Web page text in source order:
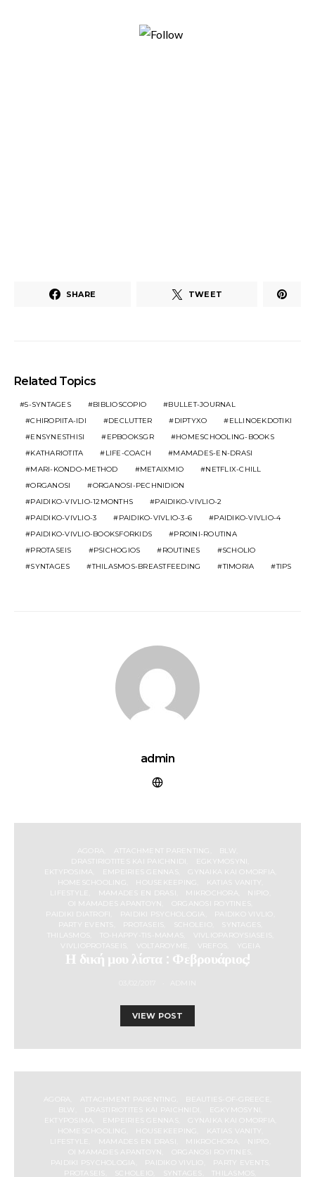
SHARE TWEET
Related Topics
5-SYNTAGES BIBLIOSCOPIO
BULLET-JOURNAL
CHIROPIITA-IDI
DECLUTTER DIPTYXO
ELLINOEKDOTIKI
ENSYNESTHISI
EPBOOKSGR
HOMESCHOOLING-BOOKS
KATHARIOTITA
LIFE-COACH
MAMADES-EN-DRASI
MARI-KONDO-METHOD
METAIXMIO
NETFLIX-CHILL
ORGANOSI
ORGANOSI-PECHNIDION
PAIDIKO-VIVLIO-12MONTHS
PAIDIKO-VIVLIO-2
PAIDIKO-VIVLIO-3
PAIDIKO-VIVLIO-3-6
PAIDIKO-VIVLIO-4
PAIDIKO-VIVLIO-BOOKSFORKIDS
PROINI-ROUTINA
PROTASEIS
PSICHOGIOS ROUTINES
SCHOLIO
SYNTAGES
THILASMOS-BREASTFEEDING TIMORIA TIPS
admin
AGORA ATTACHMENT PARENTING
BLW
DRASTIRIOTITES KAI PAICHNIDI
EGKYMOSYNI
EKTYPOSIMA
EMPEIRIES GENNAS
GYNAIKA KAI OMORFIA
HOMESCHOOLING
HOUSEKEEPING
KATIAS VANITY
LIFESTYLE
MAMADES EN DRASI MIKROCHORA
NIPIO
OI MAMADES APANTOYN
ORGANOSI ROYTINES
PAIDIKI DIATROFI
PAIDIKI PSYCHOLOGIA
PAIDIKO VIVLIO
PARTY EVENTS
PROTASEIS
SYNTAGES
THILASMOS
TO-HAPPY-TIS-MAMAS
VIVLIOPAROYSIASEIS
VIVLIOPROTASEIS
VOLTAROYME VREFOS YGEIA
Η δική μου λίστα : Φεβρουάριος!
VIEW POST
AGORA ATTACHMENT PARENTING
BEAUTIES-OF-GREECE
BLW
DRASTIRIOTITES KAI PAICHNIDI
EGKYMOSYNI
EKTYPOSIMA
EMPEIRIES GENNAS
GYNAIKA KAI OMORFIA
HOMESCHOOLING
HOUSEKEEPING
KATIAS VANITY
LIFESTYLE
MAMADES EN DRASI MIKROCHORA
NIPIO
OI MAMADES APANTOYN
ORGANOSI ROYTINES
PAIDIKI PSYCHOLOGIA
PAIDIKO VIVLIO
PARTY EVENTS
PROTASEIS
SYNTAGES THILASMOS